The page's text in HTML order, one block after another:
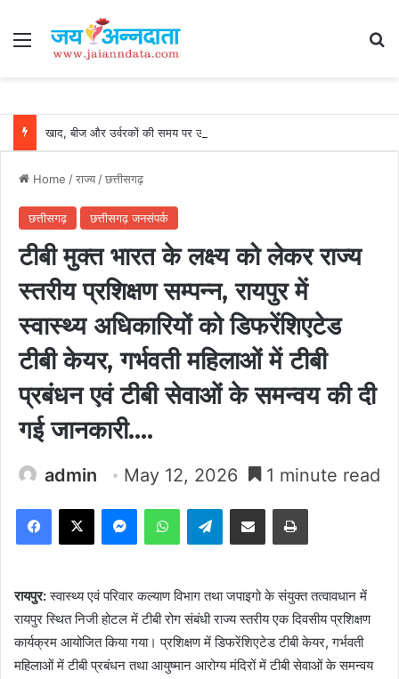
Menu
Home /राज्य/छत्तीसगढ़
छत्तीसगढ़ छत्तीसगढ़ जनसंपर्क
टीबी मुक्त भारत के लक्ष्य को लेकर राज्य
स्तरीय प्रशिक्षण सम्पन्न, रायपुर में
स्वास्थ्य अधिकारियों को डिफरेंशिएटेड
टीबी केयर, गर्भवती महिलाओं में टीबी
प्रबंधन एवं टीबी सेवाओं के समन्वय की दी
गई जानकारी….
admin May 12, 2026 1 minute read
Facebook
X MessengerWhatsAppTelegramShare via Email Print
रायपुर:स्वास्थ्य एवं परिवार कल्याण विभाग तथा जपाइगो के संयुक्त तत्वावधान में
रायपुर स्थित निजी होटल में टीबी रोग संबंधी राज्य स्तरीय एक दिवसीय प्रशिक्षण
कार्यक्रम आयोजित किया गया। प्रशिक्षण में डिफरेंशिएटेड टीबी केयर, गर्भवती
महिलाओं में टीबी प्रबंधन तथा आयुष्मान आरोग्य मंदिरों में टीबी सेवाओं के समन्वय